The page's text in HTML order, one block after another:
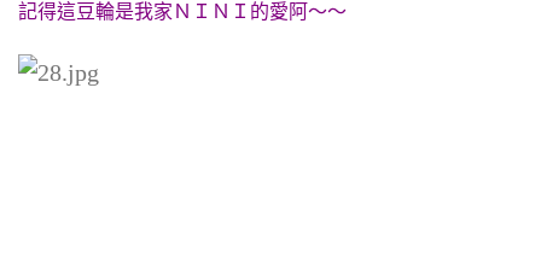
記得這豆輪是我家ＮＩＮＩ的愛阿～～